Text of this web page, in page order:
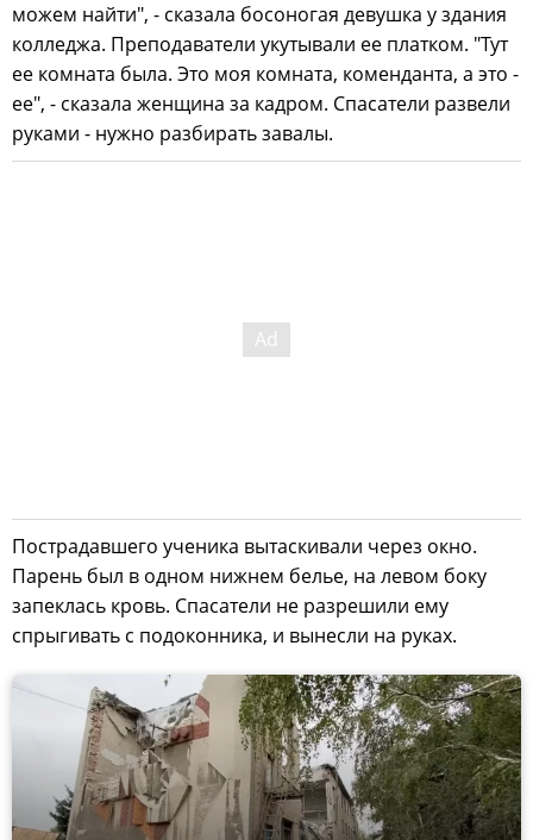
можем найти", - сказала босоногая девушка у здания
колледжа. Преподаватели укутывали ее платком. "Тут
ее комната была. Это моя комната, коменданта, а это -
ее", - сказала женщина за кадром. Спасатели развели
руками - нужно разбирать завалы.
Пострадавшего ученика вытаскивали через окно.
Парень был в одном нижнем белье, на левом боку
запеклась кровь. Спасатели не разрешили ему
спрыгивать с подоконника, и вынесли на руках.